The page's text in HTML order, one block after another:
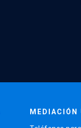
MEDIACIÓN